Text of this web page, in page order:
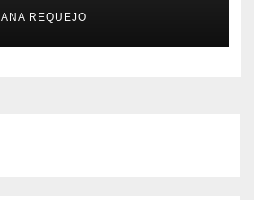
ANA REQUEJO